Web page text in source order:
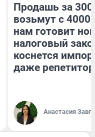
Продашь за
возьмут с
нам готовит
налоговый
коснется
даже
Анастасия